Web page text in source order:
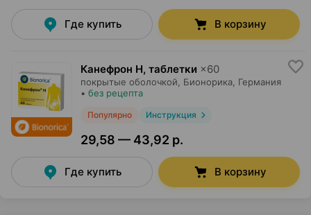
Где купить В корзину
Канефрон Н, таблетки ×60
покрытые оболочкой, Бионорика , Германия
• без рецепта
Популярно Инструкция
29,58 — 43,92 р.
Где купить В корзину